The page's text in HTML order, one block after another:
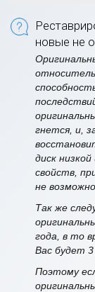
новые не
гнется, и,
диск
свойств,
не возможно.
Так же
года, в то
Вас будет
Поэтому